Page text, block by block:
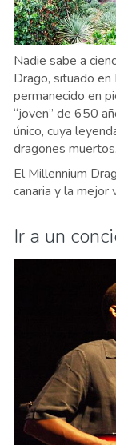
Nadie sabe a
Drago, situado
permanecido en
“joven” de 650
único, cuya
dragones muertos.
El Millennium
canaria y la mejor
Ir a un